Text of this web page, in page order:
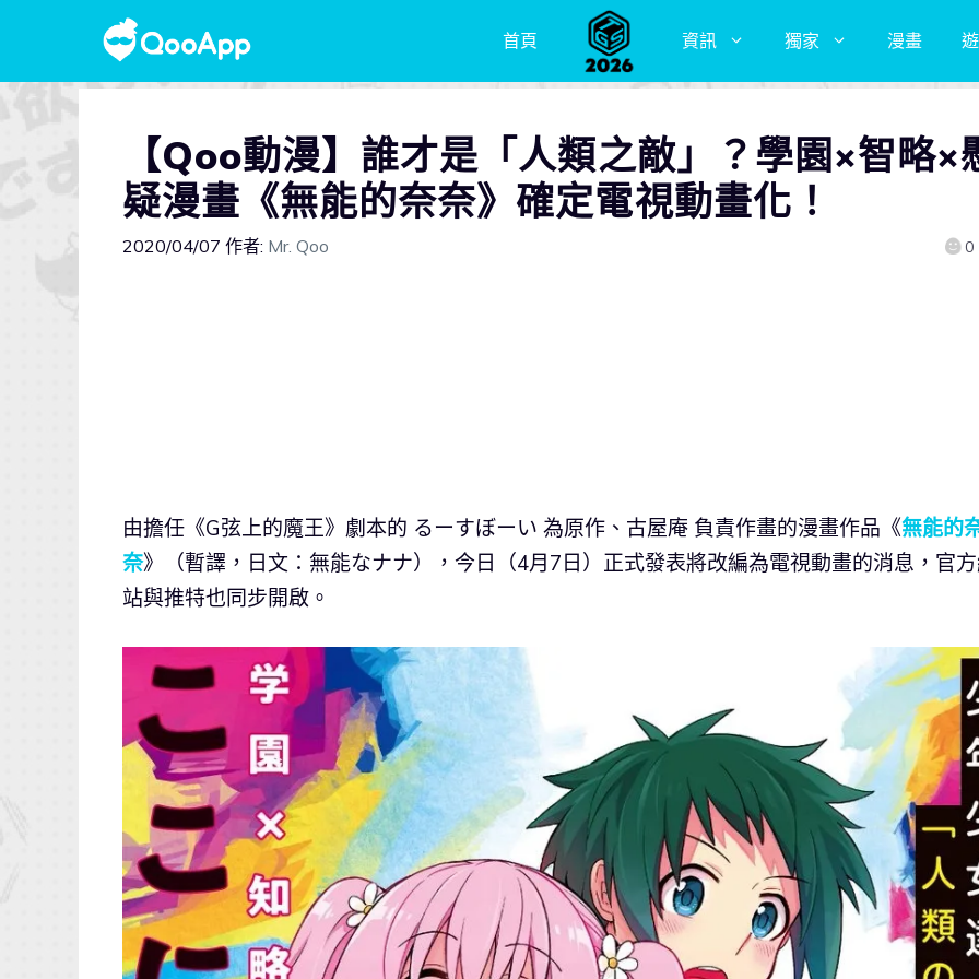
首頁 資訊 獨家 漫畫
【Qoo動漫】誰才是「人類之敵」？學園×智略×
疑漫畫《無能的奈奈》確定電視動畫化！
2020/04/07 作者: Mr. Qoo 0
由擔任《G弦上的魔王》劇本的 るーすぼーい 為原作、古屋庵 負責作畫的漫畫作品《無能的
奈》（暫譯，日文：無能なナナ），今日（4月7日）正式發表將改編為電視動畫的消息，官
站與推特也同步開啟。